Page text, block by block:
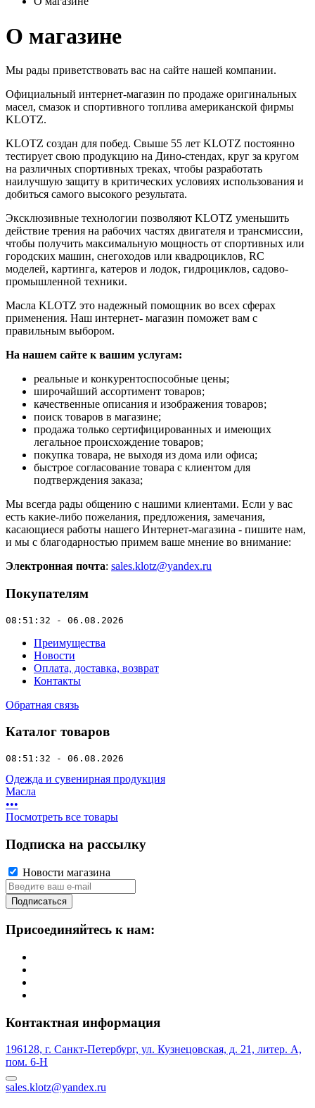
О магазине
Мы рады приветствовать вас на сайте нашей компании.
Официальный интернет-магазин по продаже оригинальных
масел, смазок и спортивного топлива американской фирмы
KLOTZ.
KLOTZ создан для побед. Свыше 55 лет KLOTZ постоянно
тестирует свою продукцию на Дино-стендах, круг за кругом
на различных спортивных треках, чтобы разработать
наилучшую защиту в критических условиях использования и
добиться самого высокого результата.
Эксклюзивные технологии позволяют KLOTZ уменьшить
действие трения на рабочих частях двигателя и трансмиссии,
чтобы получить максимальную мощность от спортивных или
городских машин, снегоходов или квадроциклов, RC
моделей, картинга, катеров и лодок, гидроциклов, садово-
промышленной техники.
Масла KLOTZ это надежный помощник во всех сферах
применения. Наш интернет- магазин поможет вам с
правильным выбором.
На нашем сайте к вашим услугам:
реальные и конкурентоспособные цены;
широчайший ассортимент товаров;
качественные описания и изображения товаров;
поиск товаров в магазине;
продажа только сертифицированных и имеющих
легальное происхождение товаров;
покупка товара, не выходя из дома или офиса;
быстрое согласование товара с клиентом для
подтверждения заказа;
Мы всегда рады общению с нашими клиентами. Если у вас
есть какие-либо пожелания, предложения, замечания,
касающиеся работы нашего Интернет-магазина - пишите нам,
и мы с благодарностью примем ваше мнение во внимание:
Электронная почта: sales.klotz@yandex.ru
Покупателям
08:51:32 - 06.08.2026
Преимущества
Новости
Оплата, доставка, возврат
Контакты
Обратная связь
Каталог товаров
08:51:32 - 06.08.2026
Одежда и сувенирная продукция
Масла
•••
Посмотреть все товары
Подписка на рассылку
Новости магазина
Подписаться
Присоединяйтесь к нам:
Контактная информация
196128, г. Санкт-Петербург, ул. Кузнецовская, д. 21, литер. А,
пом. 6-Н
sales.klotz@yandex.ru